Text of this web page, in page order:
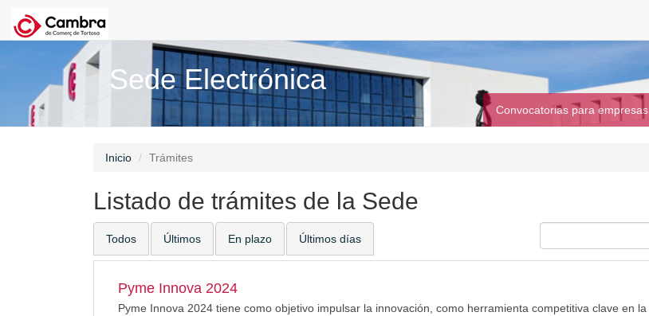
Sede Electrónica
Convocatorias para empresas
Inicio Trámites
Listado de trámites de la Sede
Todos Últimos En plazo Últimos días
Pyme Innova 2024
Pyme Innova 2024 tiene como objetivo impulsar la innovación, como herramienta competitiva clave en la